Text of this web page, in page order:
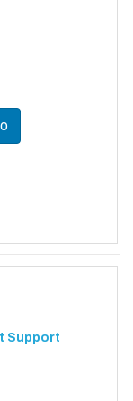
Support